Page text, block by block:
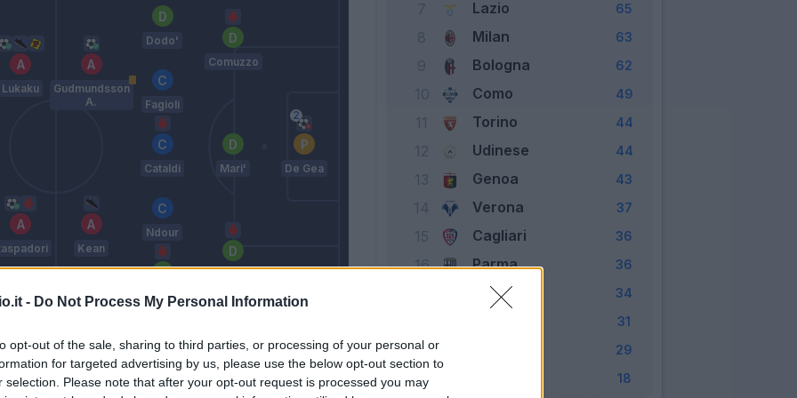
- Do Not Process My Personal Information
opt-out of the sale, sharing to third parties, or processing of your personal or
for targeted advertising by us, please use the below opt-out section to
selection. Please note that after your opt-out request is processed you may
Lukaku
Kean
Gudmundsson
A.
Parisi
Ndour
Cataldi
Fagioli
Dodo'
Mari'
Comuzzo
De Gea
Match terminato
Lazio 65
Milan 63
Bologna 62
Como 49
11 Torino 44
12 Udinese 44
13 Genoa 43
14 Verona 37
15 Cagliari 36
16 Parma 36
Lecce 34
31
19 29
20 18